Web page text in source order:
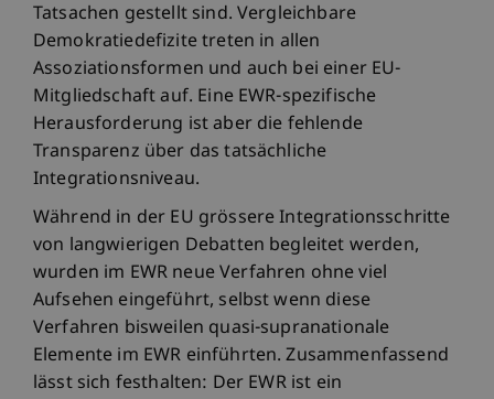
Tatsachen gestellt sind. Vergleichbare
Demokratiedefizite treten in allen
Assoziationsformen und auch bei einer EU-
Mitgliedschaft auf. Eine EWR-spezifische
Herausforderung ist aber die fehlende
Transparenz über das tatsächliche
Integrationsniveau.
Während in der EU grössere Integrationsschritte
von langwierigen Debatten begleitet werden,
wurden im EWR neue Verfahren ohne viel
Aufsehen eingeführt, selbst wenn diese
Verfahren bisweilen quasi-supranationale
Elemente im EWR einführten. Zusammenfassend
lässt sich festhalten: Der EWR ist ein